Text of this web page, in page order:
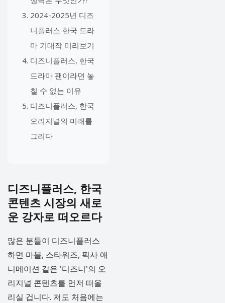
2024-2025년 디즈
니플러스 한국 드라
마 기대작 미리보기
디즈니플러스, 한국
드라마 팬이라면 놓
칠 수 없는 이유
디즈니플러스, 한국
오리지널의 미래를
그리다
디즈니플러스, 한국
콘텐츠 시장의 새로
운 강자로 떠오르다
많은 분들이 디즈니플러스
하면 마블, 스타워즈, 픽사 애
니메이션 같은 '디즈니'의 오
리지널 콘텐츠를 먼저 떠올
리실 겁니다. 저도 처음에는